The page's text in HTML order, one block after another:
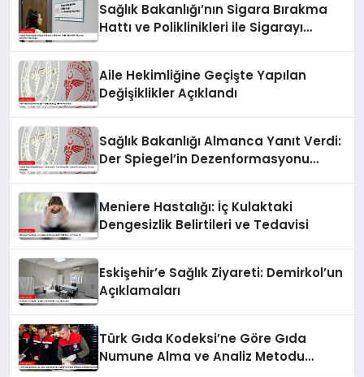
Sağlık Bakanlığı’nın Sigara Bırakma
Hattı ve Poliklinikleri ile Sigarayı
Aile Hekimliğine Geçişte Yapılan
Değişiklikler Açıklandı
Sağlık Bakanlığı Almanca Yanıt Verdi:
Der Spiegel’in Dezenformasyonu
Meniere Hastalığı: İç Kulaktaki
Dengesizlik Belirtileri ve Tedavisi
Eskişehir’e Sağlık Ziyareti: Demirkol’un
Açıklamaları
Türk Gıda Kodeksi’ne Göre Gıda
Numune Alma ve Analiz Metodu